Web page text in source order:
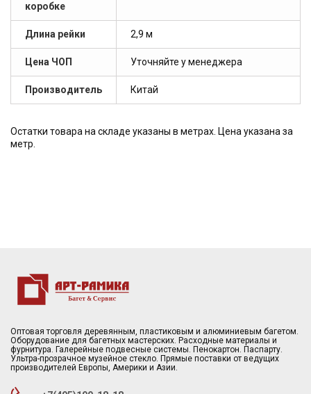
коробке
Длина рейки 2,9 м
Цена ЧОП Уточняйте у менеджера
Производитель Китай
Остатки товара на складе указаны в метрах. Цена указана за
метр.
Оптовая торговля деревянным, пластиковым и алюминиевым багетом.
Оборудование для багетных мастерских. Расходные материалы и
фурнитура. Галерейные подвесные системы. Пенокартон. Паспарту.
Ультра-прозрачное музейное стекло. Прямые поставки от ведущих
производителей Европы, Америки и Азии.